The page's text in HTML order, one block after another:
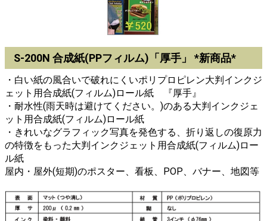
S-200N 合成紙(PPフィルム)「厚手」 *新商品*
・白い紙の風合いで破れにくいポリプロピレン大判インクジ
ェット用合成紙(フィルム)ロール紙 『厚手』
・耐水性(雨天時は避けてください。)のある大判インクジェ
ット用合成紙(フィルム)ロール紙
・きれいなグラフィック写真を発色する、折り返しの復原力
の特徴をもった大判インクジェット用合成紙(フィルム)ロー
ル紙
屋内・屋外(短期)のポスター、看板、POP、バナー、地図等